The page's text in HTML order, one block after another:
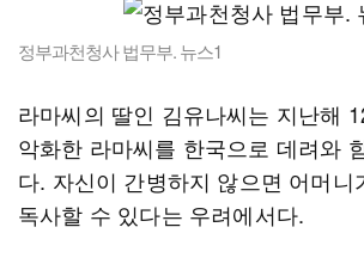
정부과천청사 법무부. 뉴스1
라마씨의 딸인 김유나씨는 지난해
악화한 라마씨를 한국으로 데려와
다. 자신이 간병하지 않으면 어머니
독사할 수 있다는 우려에서다.